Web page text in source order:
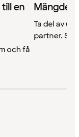
en
och få
Mängder
Ta del av
partner. Se